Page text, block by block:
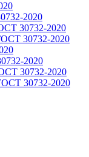
2020
30732-2020
30732-2020
2020
30732-2020
30732-2020